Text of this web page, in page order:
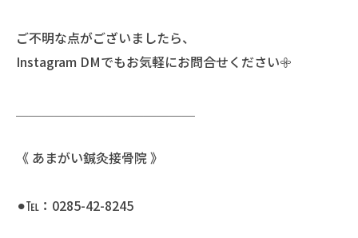
ご不明な点がございましたら、
Instagram DMでもお気軽にお問合せください𖧷
《 あまがい鍼灸接骨院 》
⚫︎℡：0285-42-8245